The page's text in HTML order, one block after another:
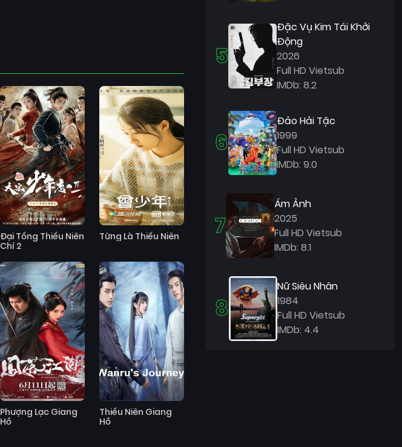
Đại Tống Thiếu Niên
Chí 2
Từng Là Thiếu Niên
Phượng Lạc Giang
Hồ
Thiếu Niên Giang
Hồ
5
Đặc Vụ Kim Tái Khởi
Động
2026
Full HD Vietsub
IMDb: 8.2
6
Đảo Hải Tặc
1999
Full HD Vietsub
IMDb: 9.0
7
Ám Ảnh
2025
Full HD Vietsub
IMDb: 8.1
8
Nữ Siêu Nhân
1984
Full HD Vietsub
IMDb: 4.4